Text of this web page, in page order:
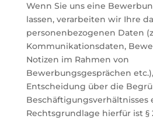
Wenn Sie uns eine
lassen, verarbeiten wir Ihre
personenbezogenen Daten
Kommunikationsdaten,
Notizen im Rahmen von
Bewerbungsgesprächen
Entscheidung über die
Beschäftigungsverhältnisses
Rechtsgrundlage hierfür ist §